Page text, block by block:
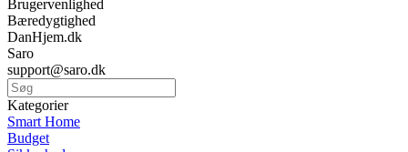
Brugervenlighed
Bæredygtighed
DanHjem.dk
Saro
support@saro.dk
Kategorier
Smart Home
Budget